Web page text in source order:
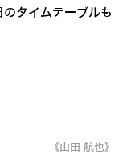
タイムテーブルも
《山田 航也》